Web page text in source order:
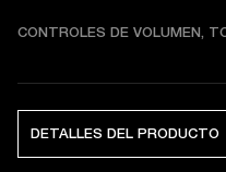
CONTROLES DE VOLUMEN,
DETALLES DEL PRODUCTO